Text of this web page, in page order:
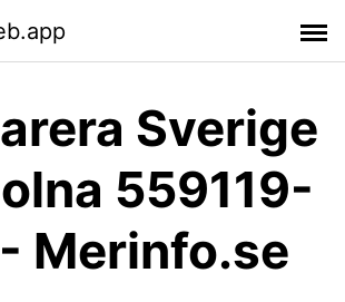
Sverige
559119-
Merinfo.se